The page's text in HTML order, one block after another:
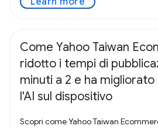
Come Yahoo Taiwan
ridotto i tempi di
minuti a 2 e ha migliorato
l'AI sul dispositivo
Scopri come Yahoo Taiwan